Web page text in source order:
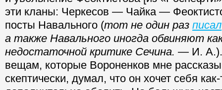
эти кланы: Черкесов — Чайка —
посты Навального (тот не один раз писал
а также Навального иногда обвиняют
недостаточной критике Сечина. — И. А.)
вещам, которые Вороненков мне
скептически, думал, что он хочет себя